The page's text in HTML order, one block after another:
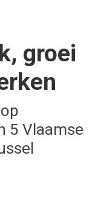
groei
5 Vlaamse